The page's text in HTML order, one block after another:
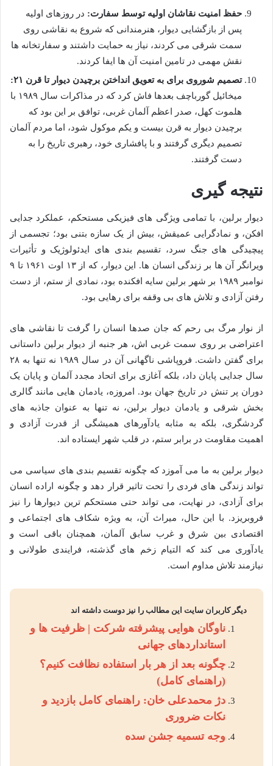
حفظ امنیت نقاشان اولیه توسط سفارت: در روزهای اولیه
پس از بازگشایی دیوار، هنرمندانی که شروع به نقاشی روی
سمت شرقی می کردند، نیاز به حمایت داشتند و سفارتخانه ها
نقش مهمی در تامین امنیت آن ها ایفا کردند.
تصمیم شوروی برای به تعویق انداختن برچیدن دیوار تا قرن ۲۱:
میخائیل گورباچف بعدها فاش کرد که در مذاکرات سال ۱۹۸۹ با
هلموت کهل، صدر اعظم آلمان غربی، توافق بر این بود که
برچیدن دیوار به قرن بیست و یکم موکول شود، اما مردم آلمان
تصمیم دیگری گرفتند و با پافشاری خود، رهبری تاریخ را به
دست گرفتند.
نتیجه گیری
دیوار برلین، با تمامی ویژگی های فیزیکی مستحکم، عملکرد جدایی
افکن، و نمادگرایی عمیقش، بیش از یک سازه بتنی بود؛ تجسمی از
پیچیدگی های جنگ سرد، تقسیم بندی های ایدئولوژیک و تأثیرات
ویرانگر آن ها بر زندگی انسان ها. این دیوار، که از ۱۳ اوت ۱۹۶۱ تا ۹
نوامبر ۱۹۸۹ بر شهر برلین سایه افکنده بود، نمادی از ستم، از دست
رفتن آزادی و تلاش های بی وقفه برای رهایی بود.
از نوار مرگ بی رحم که جان صدها انسان را گرفت تا نقاشی های
اعتراضی بر روی سمت غربی اش، هر جنبه از دیوار برلین داستانی
برای گفتن داشت. فروپاشی ناگهانی آن در سال ۱۹۸۹ نه تنها به ۲۸
سال جدایی پایان داد، بلکه آغازی برای اتحاد مجدد آلمان و پایان یک
دوران پر تنش در تاریخ جهان بود. امروزه، یادمان هایی مانند گالری
بخش شرقی و یادمان دیوار برلین، نه تنها به عنوان جاذبه های
گردشگری، بلکه به مثابه یادآورهای همیشگی از قدرت آزادی و
اهمیت مقاومت در برابر ستم، در قلب شهر ایستاده اند.
دیوار برلین به ما می آموزد که چگونه تقسیم بندی های سیاسی می
تواند زندگی های فردی را تحت تاثیر قرار دهد و چگونه اراده انسان
برای آزادی، در نهایت، می تواند حتی مستحکم ترین دیوارها را نیز
فروبریزد. با این حال، میراث آن، به ویژه شکاف های اجتماعی و
اقتصادی بین شرق و غرب سابق آلمان، همچنان باقی است و
یادآوری می کند که التیام زخم های گذشته، فرایندی طولانی و
نیازمند تلاش مداوم است.
دیگر کاربران سایت این مطالب را نیز دوست داشته اند
ناوگان هوایی پیشرفته شرکت | ظرفیت ها و
استانداردهای جهانی
چگونه بعد از هر بار استفاده نظافت کنیم؟
(راهنمای کامل)
دژ محمدعلی خان: راهنمای کامل بازدید و
نکات ضروری
وجه تسمیه جشن سده